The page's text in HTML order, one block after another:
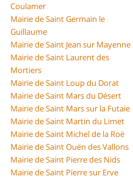
Coulamer
Mairie de Saint Germain le
Guillaume
Mairie de Saint Jean sur Mayenne
Mairie de Saint Laurent des
Mortiers
Mairie de Saint Loup du Dorat
Mairie de Saint Mars du Désert
Mairie de Saint Mars sur la Futaie
Mairie de Saint Martin du Limet
Mairie de Saint Michel de la Roë
Mairie de Saint Ouën des Vallons
Mairie de Saint Pierre des Nids
Mairie de Saint Pierre sur Erve